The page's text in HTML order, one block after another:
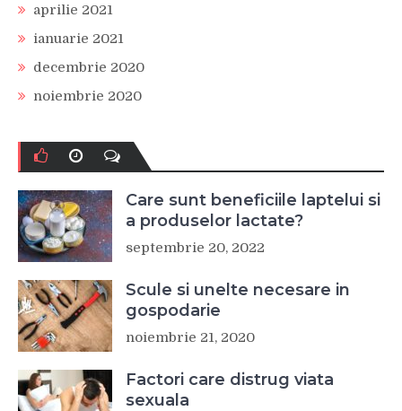
aprilie 2021
ianuarie 2021
decembrie 2020
noiembrie 2020
Care sunt beneficiile laptelui si
a produselor lactate?
septembrie 20, 2022
Scule si unelte necesare in
gospodarie
noiembrie 21, 2020
Factori care distrug viata
sexuala